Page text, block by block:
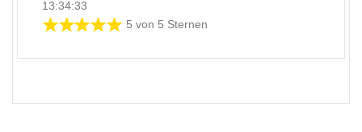
13:34:33
5 von 5 Sternen